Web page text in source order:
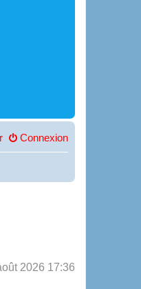
Connexion
2026 17:36